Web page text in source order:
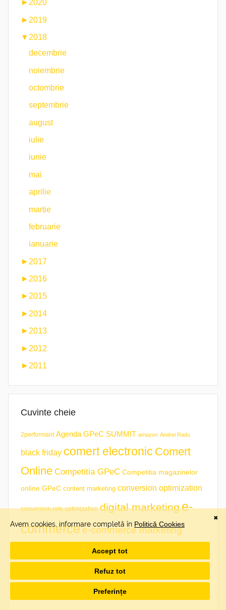
► 2020
► 2019
▼ 2018
decembrie
noiembrie
octombrie
septembrie
august
iulie
iunie
mai
aprilie
martie
februarie
ianuarie
► 2017
► 2016
►2015
► 2014
► 2013
► 2012
► 2011
Cuvinte cheie
2performant Agenda GPeC SUMMIT amazon Andrei Radu
black friday comert electronic Comert
Online Competitia GPeC Competitia magazinelor
online GPeC content marketing conversion optimization
conversion rate optimization digital marketinge-
commerce e-commerce marketing
emag email marketing
gala premiilor ecommerce
GPeC 2017 gpec live